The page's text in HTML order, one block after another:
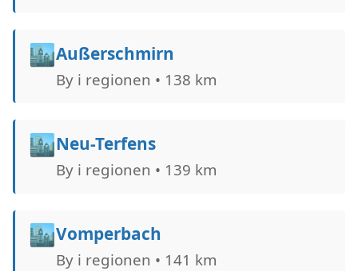
🏙️Außerschmirn
By i regionen • 138 km
🏙️Neu-Terfens
By i regionen • 139 km
🏙️Vomperbach
By i regionen • 141 km